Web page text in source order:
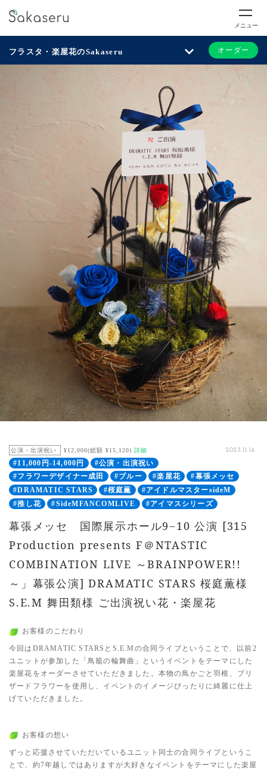
メニュー
フラスタ・楽屋花のSakaseru オーダー
公演・出演祝い ¥12,000(総額 ¥15,120) 詳細 2023.11.16
#11,000円-14,000円
#公演・出演祝い
#フラワーデザイナー成田
#ブルー #楽屋花
#幕張メッセ
#DRAMATIC STARS
#桜庭薫
#アイドルマスターsideM
#推し花
#SideMFANCOMLIVE #アイマスシリーズ
幕張メッセ 国際展示ホール9−10 公演 [315
Production presents F＠NTASTIC
COMBINATION LIVE ～BRAINPOWER!!
～」幕張公演] DRAMATIC STARS 桜庭薫様
S.E.M 舞田類様 ご出演祝い花・楽屋花
お客様のこだわり
今回はDRAMATIC STARSとS.E.Mの合同ライブということで、以前2
ユニットが参加した「鳥籠の輪舞曲」というイベントをテーマにした
楽屋花をオーダーさせていただきました。本物の鳥かごと羽根、ブリ
ザードフラワーを使用し、イベントのイメージぴったりに綺麗に仕上
げていただきました。
お客様の想い
ずっと応援させていただいているユニット同士の合同ライブというこ
とで、約7年越しではありますが大好きなイベントをテーマにした楽屋